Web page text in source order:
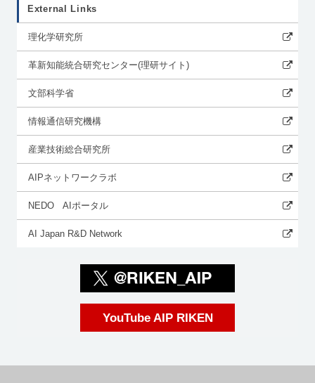
External Links
理化学研究所
革新知能統合研究センター(理研サイト)
文部科学省
情報通信研究機構
産業技術総合研究所
AIPネットワークラボ
NEDO AIポータル
AI Japan R&D Network
YouTube AIP RIKEN